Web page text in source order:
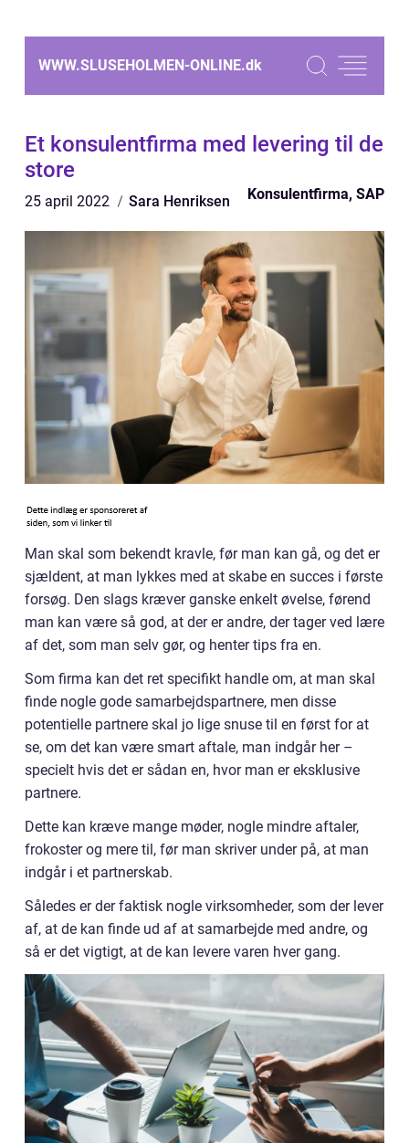
WWW.SLUSEHOLMEN-ONLINE.dk
Et konsulentfirma med levering til de
store
25 april 2022 Sara Henriksen Konsulentfirma, SAP
Man skal som bekendt kravle, før man kan gå, og det er
sjældent, at man lykkes med at skabe en succes i første
forsøg. Den slags kræver ganske enkelt øvelse, førend
man kan være så god, at der er andre, der tager ved lære
af det, som man selv gør, og henter tips fra en.
Som firma kan det ret specifikt handle om, at man skal
finde nogle gode samarbejdspartnere, men disse
potentielle partnere skal jo lige snuse til en først for at
se, om det kan være smart aftale, man indgår her –
specielt hvis det er sådan en, hvor man er eksklusive
partnere.
Dette kan kræve mange møder, nogle mindre aftaler,
frokoster og mere til, før man skriver under på, at man
indgår i et partnerskab.
Således er der faktisk nogle virksomheder, som der lever
af, at de kan finde ud af at samarbejde med andre, og
så er det vigtigt, at de kan levere varen hver gang.